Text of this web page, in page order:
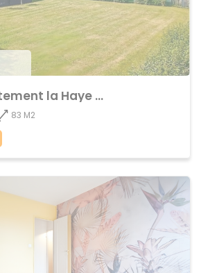
Achat Appartement la Haye de Pan
83 M2